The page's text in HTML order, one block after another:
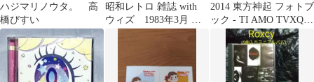
ハジマリノウタ。 高
橋びすい
昭和レトロ 雑誌 with
ウィズ 1983年3月 希
2014 東方神起 フォトブ
ック - TI AMO TVXQ!
(韓国盤)